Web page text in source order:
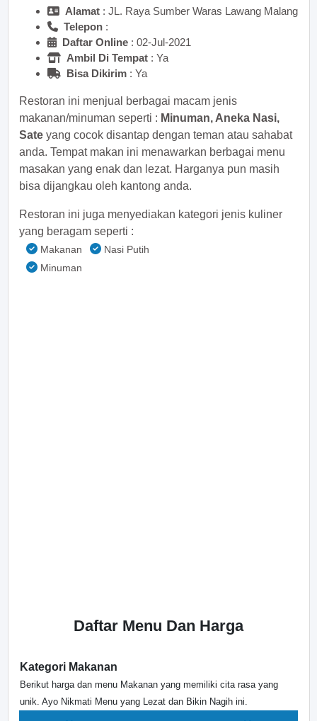
Alamat : JL. Raya Sumber Waras Lawang Malang
Telepon :
Daftar Online : 02-Jul-2021
Ambil Di Tempat : Ya
Bisa Dikirim : Ya
Restoran ini menjual berbagai macam jenis
makanan/minuman seperti : Minuman, Aneka Nasi,
Sate yang cocok disantap dengan teman atau sahabat
anda. Tempat makan ini menawarkan berbagai menu
masakan yang enak dan lezat. Harganya pun masih
bisa dijangkau oleh kantong anda.
Restoran ini juga menyediakan kategori jenis kuliner
yang beragam seperti :
Makanan
Nasi Putih
Minuman
Daftar Menu Dan Harga
Kategori Makanan
Berikut harga dan menu Makanan yang memiliki cita rasa yang
unik. Ayo Nikmati Menu yang Lezat dan Bikin Nagih ini.